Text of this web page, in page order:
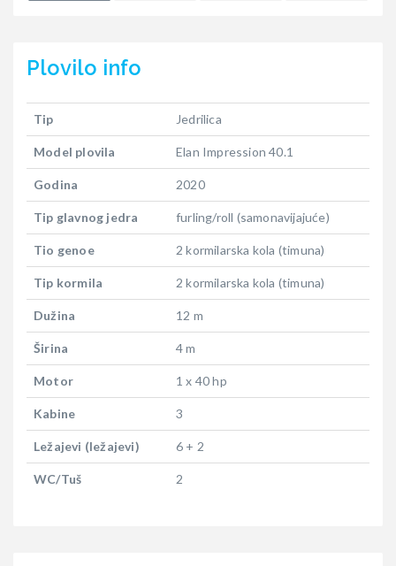
Plovilo info
Tip Jedrilica
Model plovila Elan Impression 40.1
Godina 2020
Tip glavnog jedra furling/roll (samonavijajuće)
Tio genoe 2 kormilarska kola (timuna)
Tip kormila 2 kormilarska kola (timuna)
Dužina 12 m
Širina 4 m
Motor 1 x 40 hp
Kabine 3
Ležajevi (ležajevi) 6 + 2
WC/Tuš 2